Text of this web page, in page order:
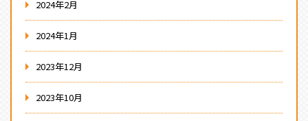
2024年2月
2024年1月
2023年12月
2023年10月